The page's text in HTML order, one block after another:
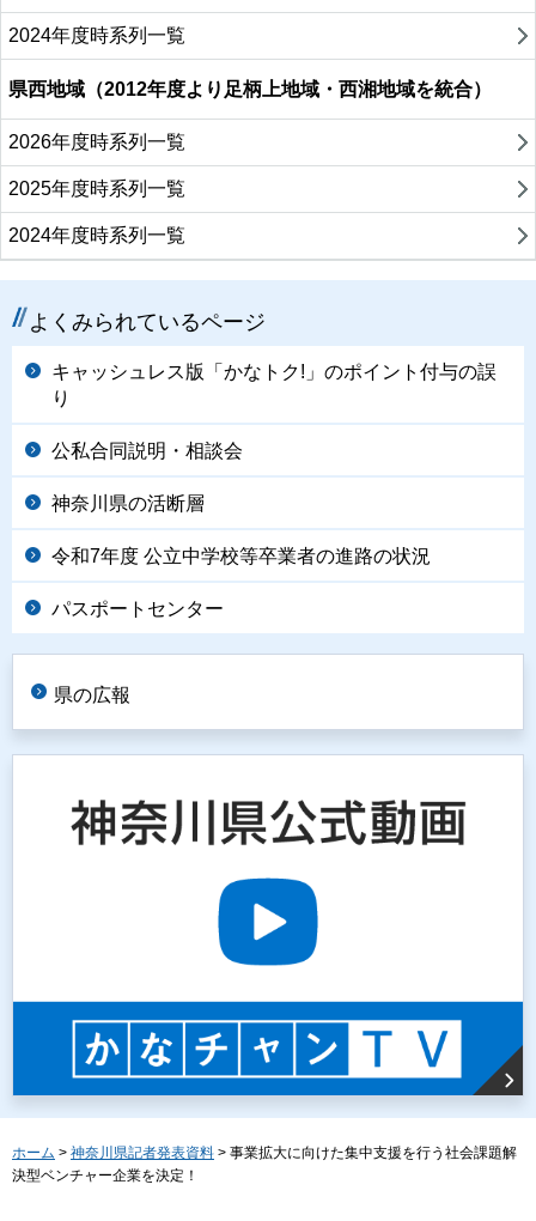
2024年度時系列一覧
県西地域（2012年度より足柄上地域・西湘地域を統合）
2026年度時系列一覧
2025年度時系列一覧
2024年度時系列一覧
よくみられているページ
キャッシュレス版「かなトク!」のポイント付与の誤
り
公私合同説明・相談会
神奈川県の活断層
令和7年度 公立中学校等卒業者の進路の状況
パスポートセンター
県の広報
ホーム > 神奈川県記者発表資料 > 事業拡大に向けた集中支援を行う社会課題解
決型ベンチャー企業を決定！